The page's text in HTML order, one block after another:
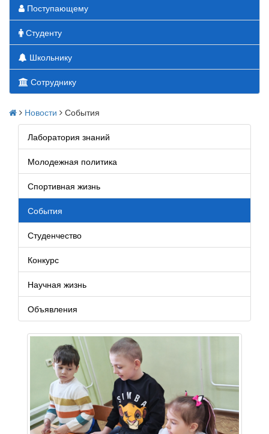
Поступающему
Студенту
Школьнику
Сотруднику
Новости События
Лаборатория знаний
Молодежная политика
Спортивная жизнь
События
Студенчество
Конкурс
Научная жизнь
Объявления